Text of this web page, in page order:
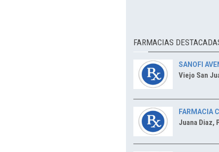
FARMACIAS
SANOFI
Viejo San
FARMACIA
Juana Diaz,